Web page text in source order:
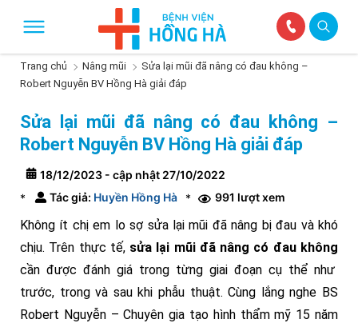
Trang chủ Nâng mũi
Sửa lại mũi đã nâng có đau không –
Robert Nguyễn BV Hồng Hà giải đáp
Sửa lại mũi đã nâng có đau không –
Robert Nguyễn BV Hồng Hà giải đáp
18/12/2023 - cập nhật 27/10/2022
*
Tác giả: Huyền Hồng Hà * 991 lượt xem
Không ít chị em lo sợ sửa lại mũi đã nâng bị đau và khó
chịu. Trên thực tế, sửa lại mũi đã nâng có đau không
cần được đánh giá trong từng giai đoạn cụ thể như
trước, trong và sau khi phẫu thuật. Cùng lắng nghe BS
Robert Nguyễn – Chuyên gia tạo hình thẩm mỹ 15 năm